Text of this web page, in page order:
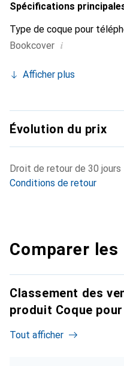
Spécifications
Type de coque pour
Bookcover i
Afficher plus
Évolution du prix
Droit de retour de 30 jours
Conditions de retour
Comparer
Classement des
produit Coque
Tout afficher